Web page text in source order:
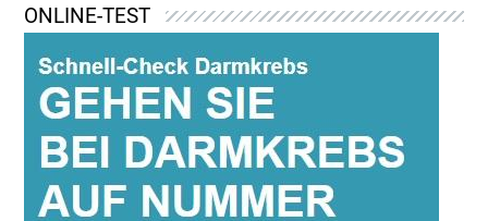
ONLINE-TEST